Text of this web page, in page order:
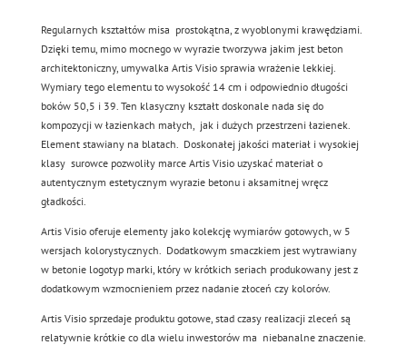
Regularnych kształtów misa prostokątna, z wyoblonymi krawędziami.
Dzięki temu, mimo mocnego w wyrazie tworzywa jakim jest beton
architektoniczny, umywalka Artis Visio sprawia wrażenie lekkiej.
Wymiary tego elementu to wysokość 14 cm i odpowiednio długości
boków 50,5 i 39. Ten klasyczny kształt doskonale nada się do
kompozycji w łazienkach małych, jak i dużych przestrzeni łazienek.
Element stawiany na blatach. Doskonałej jakości materiał i wysokiej
klasy surowce pozwoliły marce Artis Visio uzyskać materiał o
autentycznym estetycznym wyrazie betonu i aksamitnej wręcz
gładkości.
Artis Visio oferuje elementy jako kolekcję wymiarów gotowych, w 5
wersjach kolorystycznych. Dodatkowym smaczkiem jest wytrawiany
w betonie logotyp marki, który w krótkich seriach produkowany jest z
dodatkowym wzmocnieniem przez nadanie złoceń czy kolorów.
Artis Visio sprzedaje produktu gotowe, stad czasy realizacji zleceń są
relatywnie krótkie co dla wielu inwestorów ma niebanalne znaczenie.